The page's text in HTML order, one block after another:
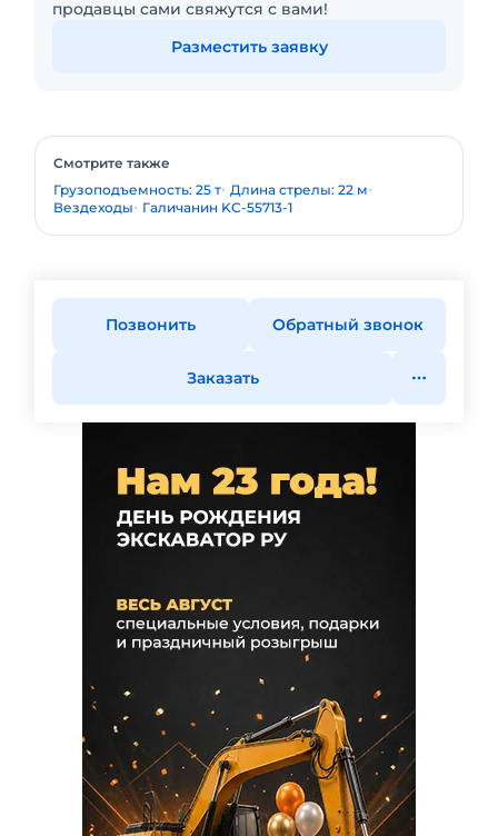
продавцы сами свяжутся с вами!
Разместить заявку
Смотрите также
Грузоподъемность: 25 т Длина стрелы: 22 м
Вездеходы
Галичанин KC-55713-1
Позвонить Обратный звонок
Заказать